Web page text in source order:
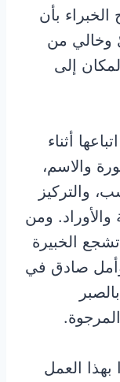
بأن
وخالي من
إلى
أثناء
والاسم،
والتركيز
ومن
الخبيرة
وأمل صادق في
العمل